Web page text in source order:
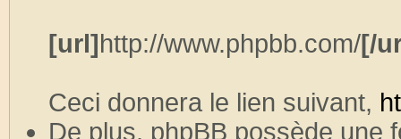
[url]http://www.phpbb.com/[/
Ceci donnera le lien suivant,
De plus, phpBB possède une